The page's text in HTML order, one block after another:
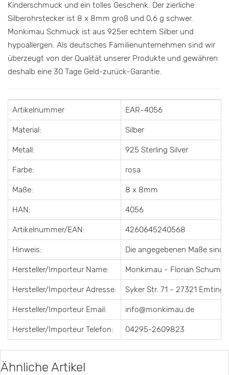
Kinderschmuck und ein tolles Geschenk. Der zierliche
Silberohrstecker ist 8 x 8mm groß und 0,6 g schwer.
Monkimau Schmuck ist aus 925er echtem Silber und
hypoallergen. Als deutsches Familienunternehmen sind wir
überzeugt von der Qualität unserer Produkte und gewähren
deshalb eine 30 Tage Geld-zurück-Garantie.
Artikelnummer EAR-4056
Material: Silber
Metall: 925 Sterling Silver
Farbe: rosa
Maße: 8 x 8mm
HAN: 4056
Artikelnummer/EAN: 4260645240568
Hinweis: Die angegebenen Maße sind
Hersteller/Importeur Name: Monkimau - Florian
Hersteller/Importeur Adresse: Syker Str. 71 - 27321
Hersteller/Importeur Email: info@monkimau.de
Hersteller/Importeur Telefon: 04295-2609823
Ähnliche Artikel